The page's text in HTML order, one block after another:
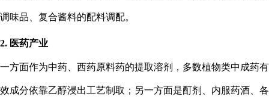
调味品、复合酱料的配料调配。
2. 医药产业
一方面作为中药、西药原料药的提取溶剂，多数植物类中成药有
效成分依靠乙醇浸出工艺制取；另一方面是酊剂、内服药酒、各